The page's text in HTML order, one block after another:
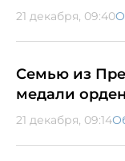
21 декабря, 09:40
Семью из
медали
21 декабря, 09:14